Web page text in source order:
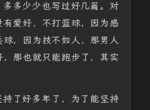
多少少也写过好几篇。对
爱好，不打篮球，因为感
，因为技不如人，那男人
那也就只能跑步了，其实
了好多年了，为了能坚持